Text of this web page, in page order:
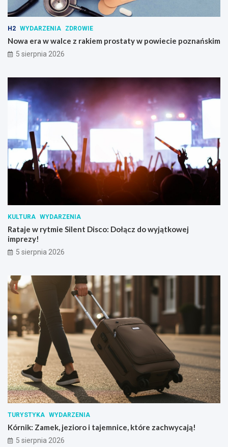
H2 WYDARZENIA ZDROWIE
Nowa era w walce z rakiem prostaty w powiecie poznańskim
5 sierpnia 2026
KULTURA WYDARZENIA
Rataje w rytmie Silent Disco: Dołącz do wyjątkowej
imprezy!
5 sierpnia 2026
TURYSTYKA WYDARZENIA
Kórnik: Zamek, jezioro i tajemnice, które zachwycają!
5 sierpnia 2026